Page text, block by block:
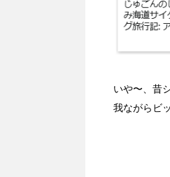
いや〜、昔
我ながらビ